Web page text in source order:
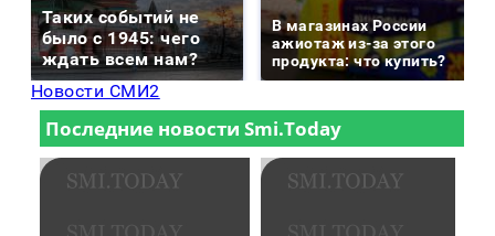
Таких событий не
было с 1945: чего
ждать всем нам?
В магазинах России
ажиотаж из-за этого
продукта: что купить?
Новости СМИ2